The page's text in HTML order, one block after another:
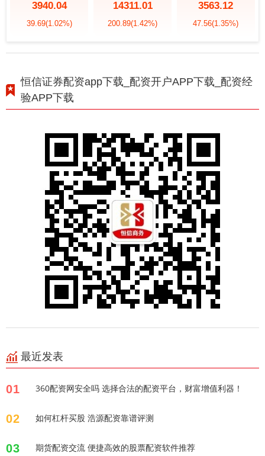
3940.04
39.69(1.02%)
14311.01
200.89(1.42%)
3563.12
47.56(1.35%)
恒信证券配资app下载_配资开户APP下载_配资经
验APP下载
最近发表
01 360配资网安全吗 选择合法的配资平台，财富增值利器！
02 如何杠杆买股 浩源配资靠谱评测
03 期货配资交流 便捷高效的股票配资软件推荐